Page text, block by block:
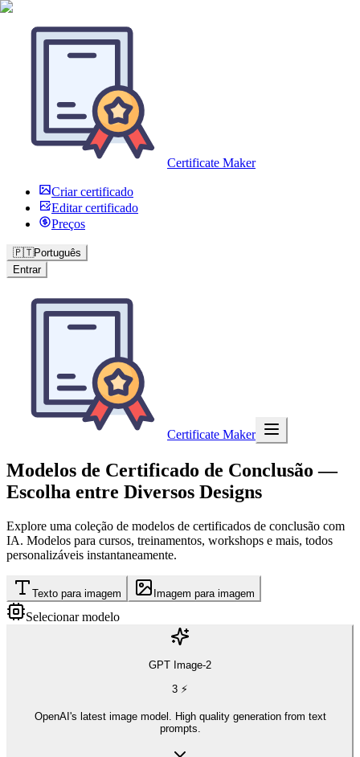
Certificate Maker
Criar certificado
Editar certificado
Preços
🇵🇹Português
Entrar
Certificate Maker
Modelos de Certificado de Conclusão —
Escolha entre Diversos Designs
Explore uma coleção de modelos de certificados de conclusão com
IA. Modelos para cursos, treinamentos, workshops e mais, todos
personalizáveis instantaneamente.
Texto para imagem Imagem para imagem
Selecionar modelo
GPT Image-2
3 ⚡
OpenAI's latest image model. High quality generation from text
prompts.